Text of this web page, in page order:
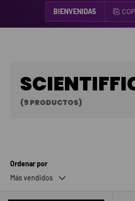
BIENVENIDA5
(9 PRODUCTOS)
Ordenar por
Más vendidos